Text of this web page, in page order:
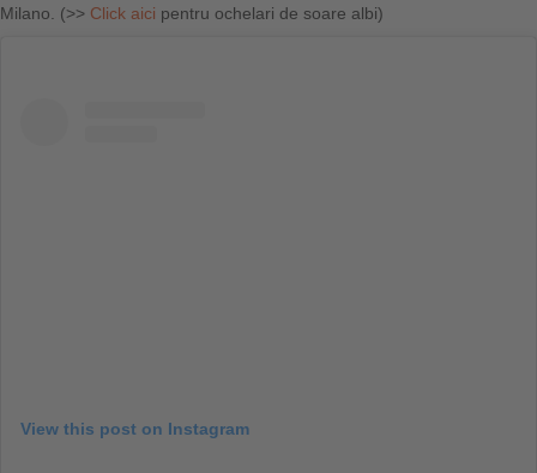
Milano. (>> Click aici pentru ochelari de soare albi)
View this post on Instagram